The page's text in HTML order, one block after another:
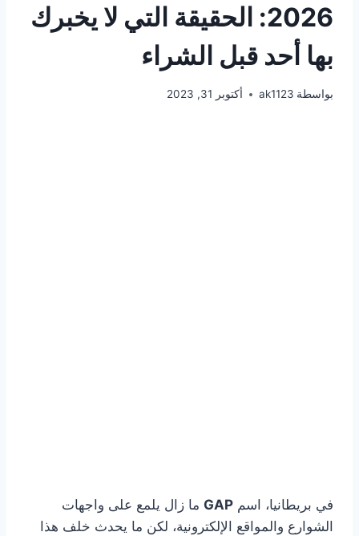
2026: الحقيقة التي لا يخبرك
بها أحد قبل الشراء
بواسطة ak1123 أكتوبر 31, 2023
في بريطانيا، اسم GAP ما زال يلمع على واجهات
الشوارع والمواقع الإلكترونية، لكن ما يحدث خلف هذا